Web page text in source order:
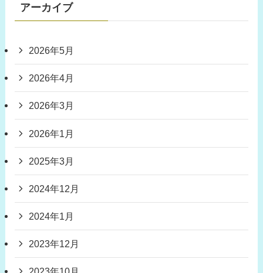
アーカイブ
2026年5月
2026年4月
2026年3月
2026年1月
2025年3月
2024年12月
2024年1月
2023年12月